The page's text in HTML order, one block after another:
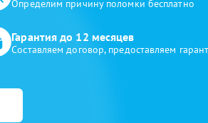
Определим причину поломки бесплатно
Гарантия до 12 месяцев
Составляем договор, предоставляем